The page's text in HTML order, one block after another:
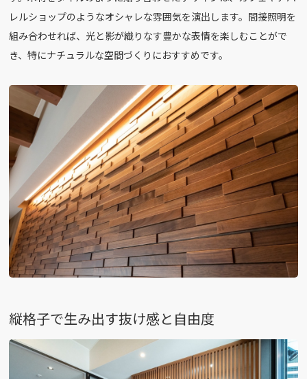
レルショップのようなオシャレな雰囲気を演出します。間接照明を
組み合わせれば、光と影が織りなす豊かな表情を楽しむことがで
き、特にナチュラルな空間づくりにおすすめです。
縦格子で生み出す抜け感と自由度